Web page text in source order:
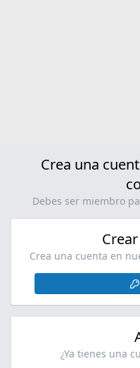
Crea una
Debes ser miembro
Crea una cuenta en
¿Ya tienes una